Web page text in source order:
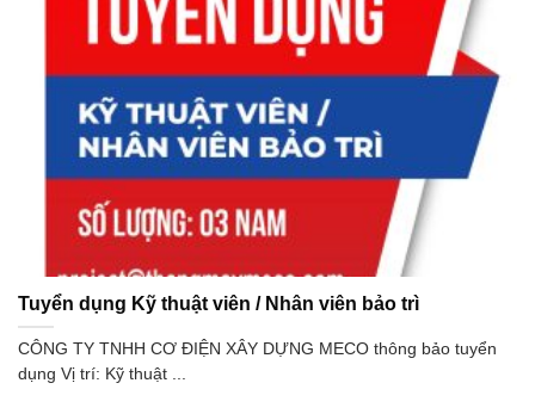
Tuyển dụng Kỹ thuật viên / Nhân viên bảo trì
CÔNG TY TNHH CƠ ĐIỆN XÂY DỰNG MECO thông bảo tuyển
dụng Vị trí: Kỹ thuật ...